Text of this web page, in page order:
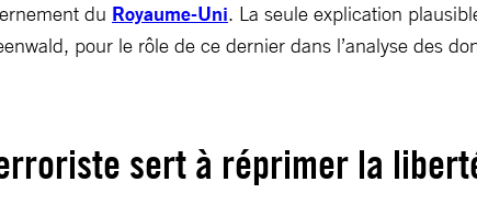
du Royaume-Uni. La seule explication
pour le rôle de ce dernier dans l’analyse des
sert à réprimer la